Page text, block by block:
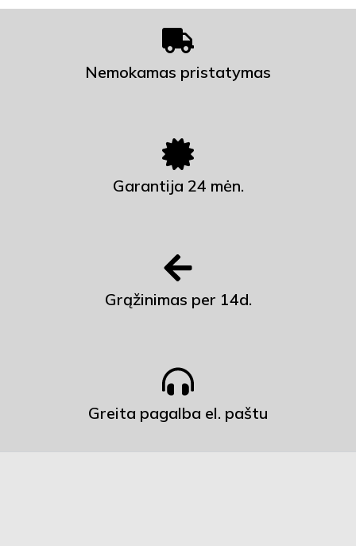
Nemokamas pristatymas
Garantija 24 mėn.
Grąžinimas per 14d.
Greita pagalba el. paštu